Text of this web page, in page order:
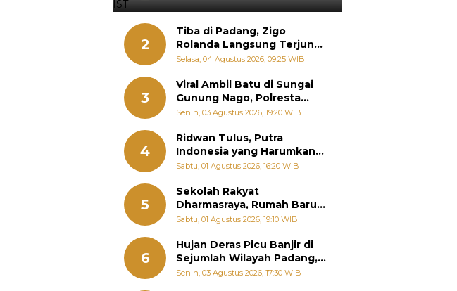
2
Tiba di Padang, Zigo
Rolanda Langsung Terjun
Bantu Warga Terdampak
Selasa, 04 Agustus 2026, 09:25 WIB
3
Viral Ambil Batu di Sungai
Gunung Nago, Polresta
Padang Ungkap Fakta
Senin, 03 Agustus 2026, 19:20 WIB
4
Ridwan Tulus, Putra
Indonesia yang Harumkan
Nama Bangsa hingga
Jepang
Sabtu, 01 Agustus 2026, 16:20 WIB
5
Sekolah Rakyat
Dharmasraya, Rumah Baru
268 Anak Menggapai Mimpi
Kemiskinan
Sabtu, 01 Agustus 2026, 19:10 WIB
6
Hujan Deras Picu Banjir di
Sejumlah Wilayah Padang,
Fadly Amran Perintahkan
Senin, 03 Agustus 2026, 17:30 WIB